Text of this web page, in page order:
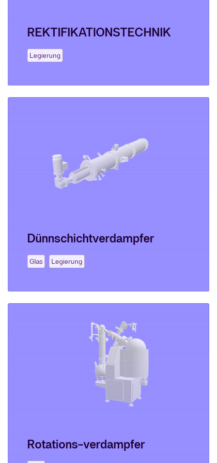
REKTIFIKATIONSTECHNIK
Legierung
Dünnschichtverdampfer
Glas Legierung
Rotations-verdampfer